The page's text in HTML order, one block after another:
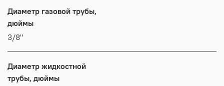
Диаметр газовой трубы,
дюймы
3/8"
Диаметр жидкостной
трубы, дюймы